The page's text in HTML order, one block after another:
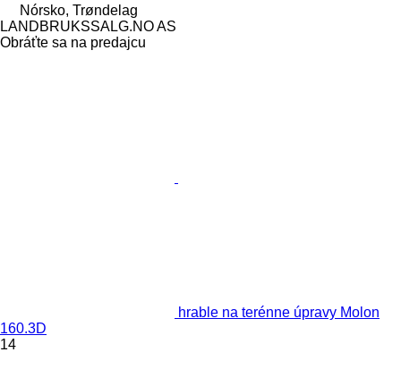
Nórsko, Trøndelag
LANDBRUKSSALG.NO AS
Obráťte sa na predajcu
hrable na terénne úpravy Molon
160.3D
14